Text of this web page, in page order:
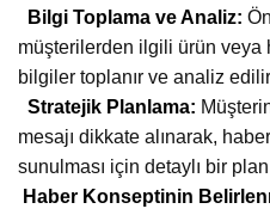
Bilgi Toplama ve Analiz:
müşterilerden ilgili ürün veya
bilgiler toplanır ve analiz
Stratejik Planlama:
mesajı dikkate alınarak,
sunulması için detaylı bir
Haber Konseptinin